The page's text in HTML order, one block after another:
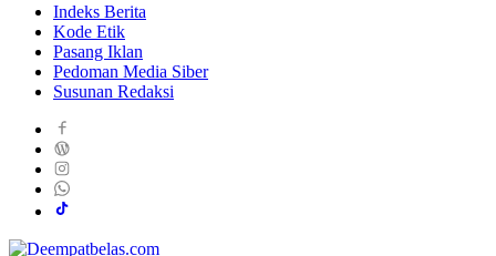
Indeks Berita
Kode Etik
Pasang Iklan
Pedoman Media Siber
Susunan Redaksi